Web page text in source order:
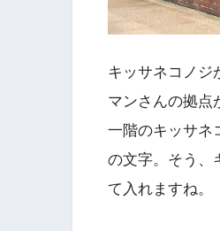
キッサネコノジ
マンさんの拠点
一階のキッサ
の文字。そう、
て入れますね。